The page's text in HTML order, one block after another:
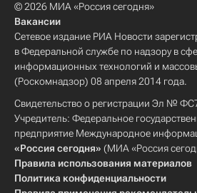
© 2026 МИА «Россия сегодня»
Вакансии
Сетевое издание РИА Новости
в Федеральной службе по надзору в
информационных технологий и
(Роскомнадзор) 08 апреля 2014 года.
Свидетельство о регистрации Эл №
Учредитель: Федеральное
предприятие Международное
«Россия сегодня» (МИА «Россия
Правила использования материалов
Политика конфиденциальности